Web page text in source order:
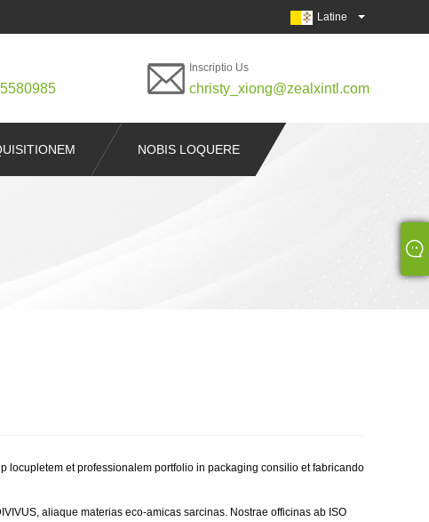
Latine
Inscriptio Us
christy_xiong@zealxintl.com
NOBIS LOQUERE
locupletem et professionalem portfolio in packaging consilio et fabricando
aliaque materias eco-amicas sarcinas. Nostrae officinas ab ISO